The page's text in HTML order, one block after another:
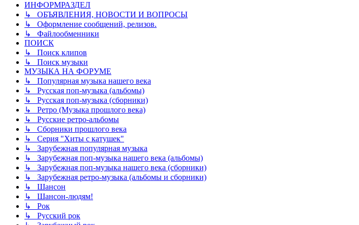
ИНФОРМРАЗДЕЛ
↳ ОБЪЯВЛЕНИЯ, НОВОСТИ И ВОПРОСЫ
↳ Оформление сообщений, релизов.
↳ Файлообменники
ПОИСК
↳ Поиск клипов
↳ Поиск музыки
МУЗЫКА НА ФОРУМЕ
↳ Популярная музыка нашего века
↳ Русская поп-музыка (альбомы)
↳ Русская поп-музыка (сборники)
↳ Ретро (Музыка прошлого века)
↳ Русские ретро-альбомы
↳ Сборники прошлого века
↳ Серия "Хиты с катушек"
↳ Зарубежная популярная музыка
↳ Зарубежная поп-музыка нашего века (альбомы)
↳ Зарубежная поп-музыка нашего века (сборники)
↳ Зарубежная ретро-музыка (альбомы и сборники)
↳ Шансон
↳ Шансон-людям!
↳ Рок
↳ Русский рок